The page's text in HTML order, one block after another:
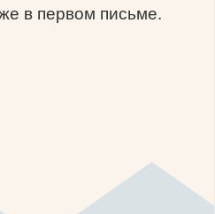
в первом письме.